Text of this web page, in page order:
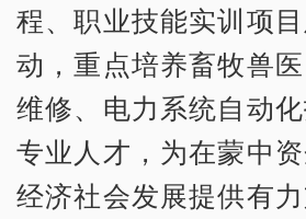
程、职业技能实训项
动，重点培养畜牧兽
维修、电力系统自动
专业人才，为在蒙中
经济社会发展提供有